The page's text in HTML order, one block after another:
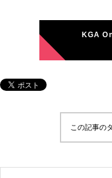
KGA
この記事の